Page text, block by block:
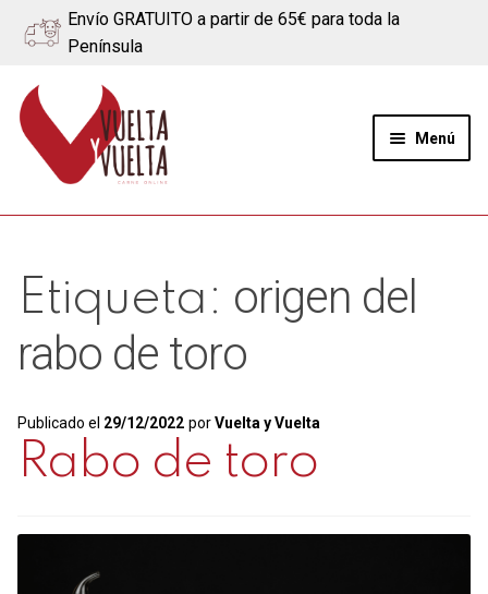
Envío GRATUITO a partir de 65€ para toda la
Península
Ir
a
navegación
Ir
al
contenido
Menú
Quiénes somos
Ternera
Cerdo
Blog
Etiqueta: origen del
rabo de toro
Publicado el 29/12/2022 porVuelta y Vuelta
Rabo de toro